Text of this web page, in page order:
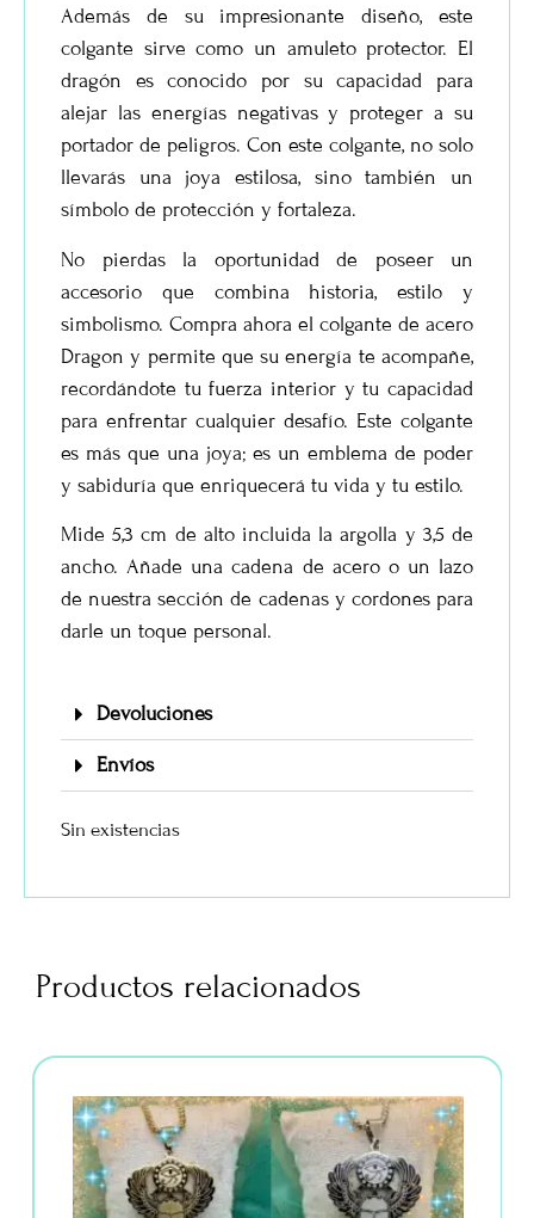
Además de su impresionante diseño, este
colgante sirve como un amuleto protector. El
dragón es conocido por su capacidad para
alejar las energías negativas y proteger a su
portador de peligros. Con este colgante, no solo
llevarás una joya estilosa, sino también un
símbolo de protección y fortaleza.
No pierdas la oportunidad de poseer un
accesorio que combina historia, estilo y
simbolismo. Compra ahora el colgante de acero
Dragon y permite que su energía te acompañe,
recordándote tu fuerza interior y tu capacidad
para enfrentar cualquier desafío. Este colgante
es más que una joya; es un emblema de poder
y sabiduría que enriquecerá tu vida y tu estilo.
Mide 5,3 cm de alto incluida la argolla y 3,5 de
ancho. Añade una cadena de acero o un lazo
de nuestra sección de cadenas y cordones para
darle un toque personal.
Devoluciones
Envíos
Sin existencias
Productos relacionados